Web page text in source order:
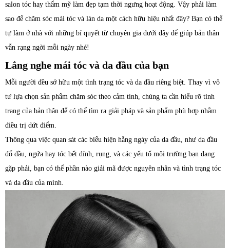
salon tóc hay thẩm mỹ làm đẹp tạm thời ngưng hoạt động. Vậy phải làm
sao để chăm sóc mái tóc và làn da một cách hữu hiệu nhất đây? Bạn có thể
tự làm ở nhà với những bí quyết từ chuyên gia dưới đây để giúp bản thân
vẫn rạng ngời mỗi ngày nhé!
Lắng nghe mái tóc và da đầu của bạn
Mỗi người đều sở hữu một tình trạng tóc và da đầu riêng biệt. Thay vì vô
tư lựa chọn sản phẩm chăm sóc theo cảm tính, chúng ta cần hiểu rõ tình
trạng của bản thân để có thể tìm ra giải pháp và sản phẩm phù hợp nhằm
điều trị dứt điểm.
Thông qua việc quan sát các biểu hiện hằng ngày của da đầu, như da đầu
đổ dầu, ngứa hay tóc bết dính, rụng, và các yếu tố môi trường bạn đang
gặp phải, bạn có thể phần nào giải mã được nguyên nhân và tình trạng tóc
và da đầu của mình.